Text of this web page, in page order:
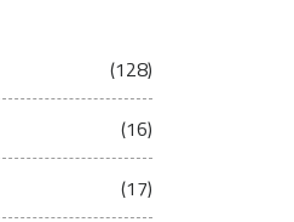
(128)
(16)
(17)